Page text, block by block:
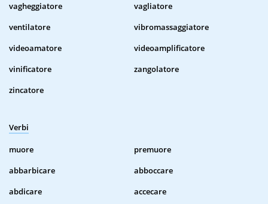
vagheggiatore
vagliatore
ventilatore
vibromassaggiatore
videoamatore
videoamplificatore
vinificatore
zangolatore
zincatore
Verbi
muore
premuore
abbarbicare
abboccare
abdicare
accecare